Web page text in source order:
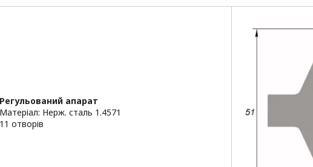
Регульований апарат
Матеріал: Нерж. сталь 1.4571
11 отворів